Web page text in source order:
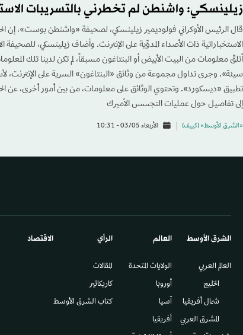
زيلينسكي: واشنطن لم تخطرني بالتسريبات
قال الرئيس الأوكراني فولوديمير زيلينسكي، لصحيفة «واشنطن بوست»، إن
الاستخباراتية ذات الأصداء المدوِّية على الإنترنت. وأضاف زيلينسكي، للصحيفة
أتلقّ معلومات من البيت الأبيض أو البنتاغون مسبقاً، لم تكن لدينا تلك
سيئة». وجرى تداول مجموعة من وثائق «البنتاغون» السرية على الإنترنت،
تطبيق «ديسكورد». وتحتوي الوثائق على معلومات، من بين أمور أخرى، عن
إلى تفاصيل حول عمليات التجسس الأميرك
«الشرق الأوسط» (كييف) الأربعاء 03/05 - 10:31
الشرق الأوسط​
العالم العربي
الخليج
شمال أفريقيا
المشرق العربي
العالم
الولايات المتحدة
أوروبا
آسيا
أفريقيا
الرأي
المقالات
كاريكاتير
كتاب الشرق الأوسط
الاقتصاد